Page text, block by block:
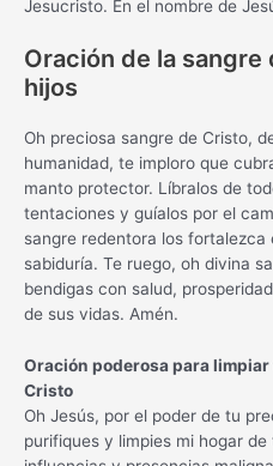
Jesucristo. En el nombre de
Oración de la
hijos
Oh preciosa sangre de Cristo,
humanidad, te imploro que
manto protector. Líbralos de
tentaciones y guíalos por el
sangre redentora los
sabiduría. Te ruego, oh divina
bendigas con salud,
de sus vidas. Amén.
Oración poderosa para
Cristo
Oh Jesús, por el poder de tu
purifiques y limpies mi hogar